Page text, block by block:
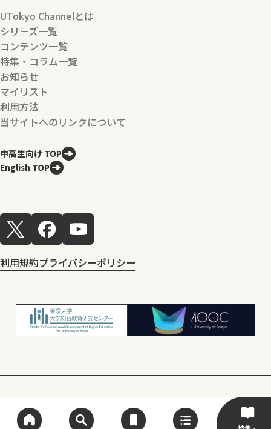
UTokyo Channelとは
シリーズ一覧
コンテンツ一覧
特集・コラム一覧
お知らせ
マイリスト
利用方法
当サイトへのリンクについて
中高生向け TOP
English TOP
利用規約プライバシーポリシー
of Higher Education, The University of Tokyo